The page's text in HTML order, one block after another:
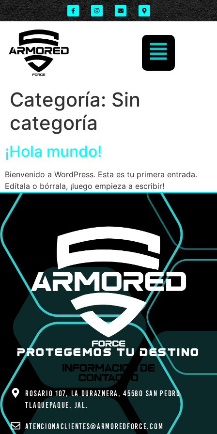
Categoría: Sin
categoría
¡Hola mundo!
Bienvenido a WordPress. Esta es tu primera entrada.
Edítala o bórrala, ¡luego empieza a escribir!
PROTEGEMOS TU DESTINO
Informacion de
contacto
Rosario 107, La Duraznera, 45580 San Pedro
Tlaquepaque, Jal.
atencionaclientes@armoredforce.com